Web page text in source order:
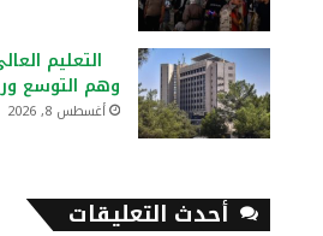
التعليم
وهم التوسع
أغسطس 8, 2026
أحدث التعليقات